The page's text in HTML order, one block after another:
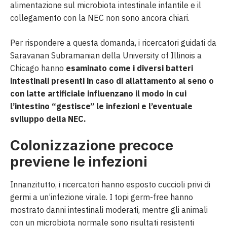
alimentazione sul microbiota intestinale infantile e il
collegamento con la NEC non sono ancora chiari.
Per rispondere a questa domanda, i ricercatori guidati da
Saravanan Subramanian della University of Illinois a
Chicago hanno esaminato come i diversi batteri
intestinali presenti in caso di allattamento al seno o
con latte artificiale influenzano il modo in cui
l’intestino “gestisce” le infezioni e l’eventuale
sviluppo della NEC.
Colonizzazione precoce
previene le infezioni
Innanzitutto, i ricercatori hanno esposto cuccioli privi di
germi a un’infezione virale. I topi germ-free hanno
mostrato danni intestinali moderati, mentre gli animali
con un microbiota normale sono risultati resistenti